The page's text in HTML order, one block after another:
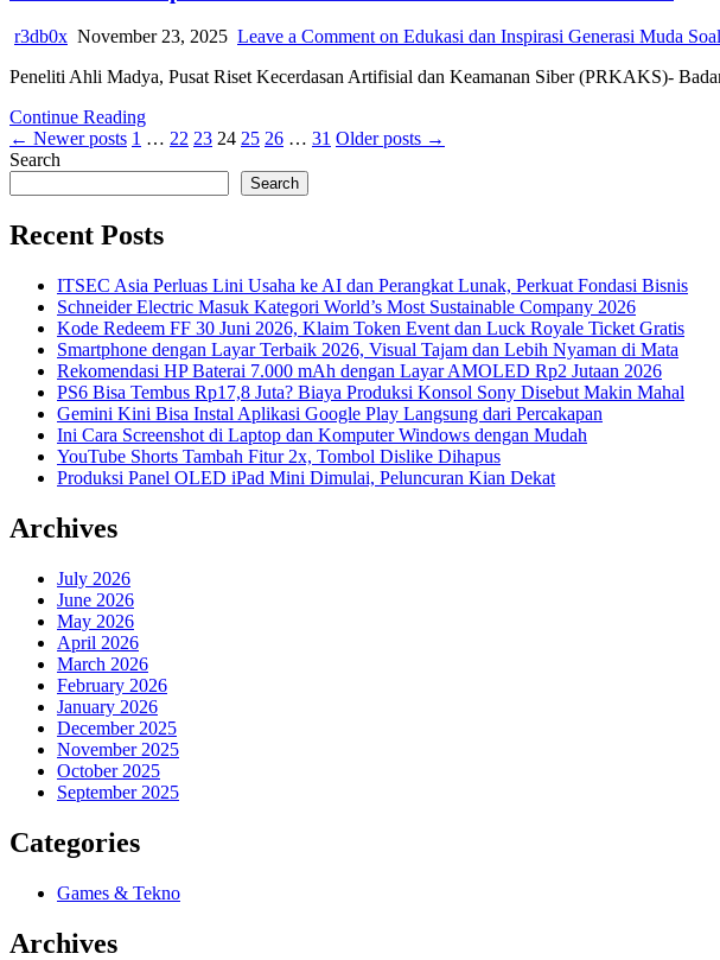
r3db0x November 23, 2025 Leave a Comment on Edukasi dan Inspirasi Generasi Muda
Peneliti Ahli Madya, Pusat Riset Kecerdasan Artifisial dan Keamanan Siber (PRKAKS)-
Continue Reading
Posts
pagination
← Newer posts 1 … 22 23 24 25 26 … 31 Older posts →
Search
Search
Recent Posts
ITSEC Asia Perluas Lini Usaha ke AI dan Perangkat Lunak, Perkuat Fondasi Bisnis
Schneider Electric Masuk Kategori World’s Most Sustainable Company 2026
Kode Redeem FF 30 Juni 2026, Klaim Token Event dan Luck Royale Ticket Gratis
Smartphone dengan Layar Terbaik 2026, Visual Tajam dan Lebih Nyaman di Mata
Rekomendasi HP Baterai 7.000 mAh dengan Layar AMOLED Rp2 Jutaan 2026
PS6 Bisa Tembus Rp17,8 Juta? Biaya Produksi Konsol Sony Disebut Makin Mahal
Gemini Kini Bisa Instal Aplikasi Google Play Langsung dari Percakapan
Ini Cara Screenshot di Laptop dan Komputer Windows dengan Mudah
YouTube Shorts Tambah Fitur 2x, Tombol Dislike Dihapus
Produksi Panel OLED iPad Mini Dimulai, Peluncuran Kian Dekat
Archives
July 2026
June 2026
May 2026
April 2026
March 2026
February 2026
January 2026
December 2025
November 2025
October 2025
September 2025
Categories
Games & Tekno
Archives